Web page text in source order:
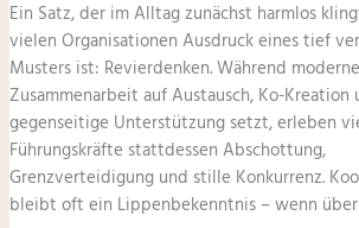
Ein Satz, der im Alltag zunächst harmlos
vielen Organisationen Ausdruck eines tief
Musters ist: Revierdenken. Während moderne
Zusammenarbeit auf Austausch, Ko-Kreation
gegenseitige Unterstützung setzt, erleben
Führungskräfte stattdessen Abschottung,
Grenzverteidigung und stille Konkurrenz.
bleibt oft ein Lippenbekenntnis – wenn